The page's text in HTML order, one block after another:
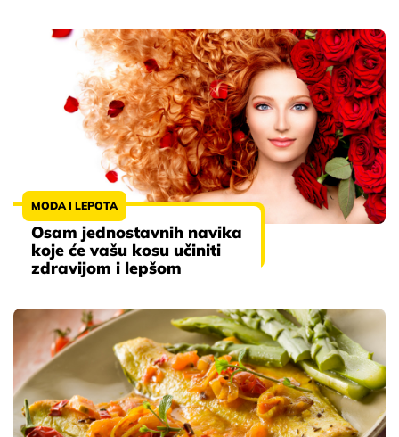
MODA I LEPOTA
Osam jednostavnih navika
koje će vašu kosu učiniti
zdravijom i lepšom